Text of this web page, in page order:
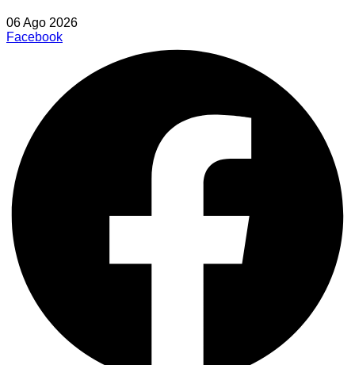
06 Ago 2026
Facebook